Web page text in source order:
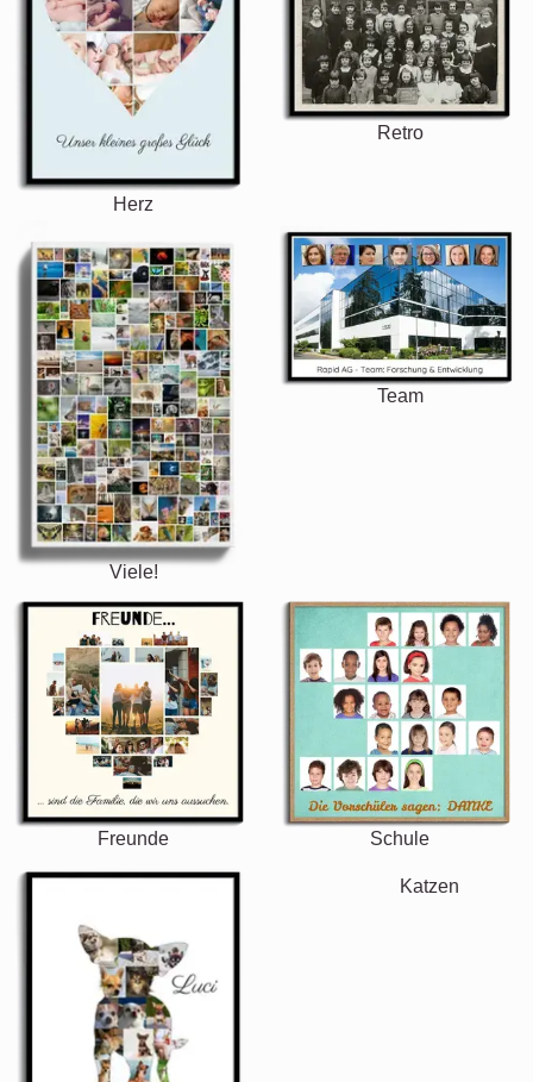
Herz
Retro
Viele!
Team
Freunde Schule